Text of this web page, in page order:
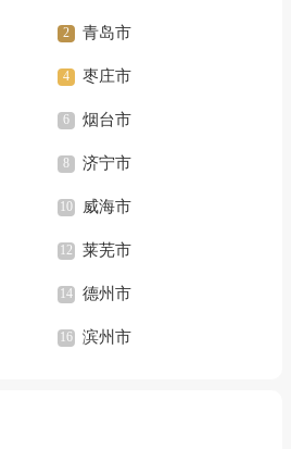
青岛市
枣庄市
烟台市
济宁市
威海市
莱芜市
德州市
滨州市